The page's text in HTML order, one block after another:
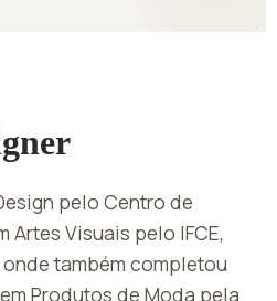
pelo Centro de
Artes Visuais pelo IFCE,
também completou
Produtos de Moda pela